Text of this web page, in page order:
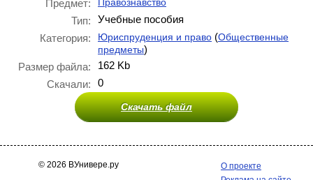
Предмет:
Тип:
Учебные пособия
Категория:
Юриспруденция и право (Общественные
предметы)
Размер файла:
162 Kb
Скачали:
0
Скачать файл
© 2026 ВУнивере.ру
О проекте